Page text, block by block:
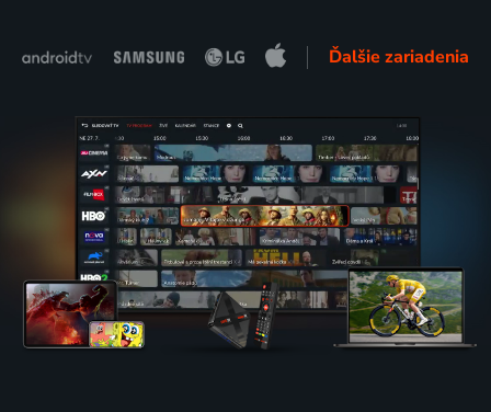
Ďalšie zariadenia